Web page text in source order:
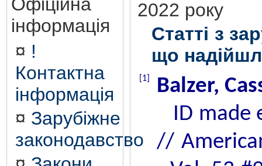
інформація
¤ !
Контактна
інформація
¤ Зарубіжне
законодавство
2022 року
Статті з
що
[1]
Balzer,
ID made
//